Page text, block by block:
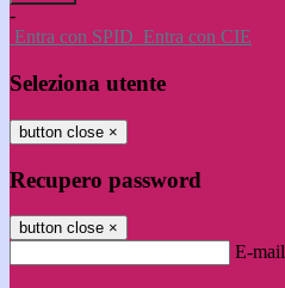
-
Entra con SPID Entra con CIE
Seleziona utente
button close ×
Recupero password
button close ×
E-mail